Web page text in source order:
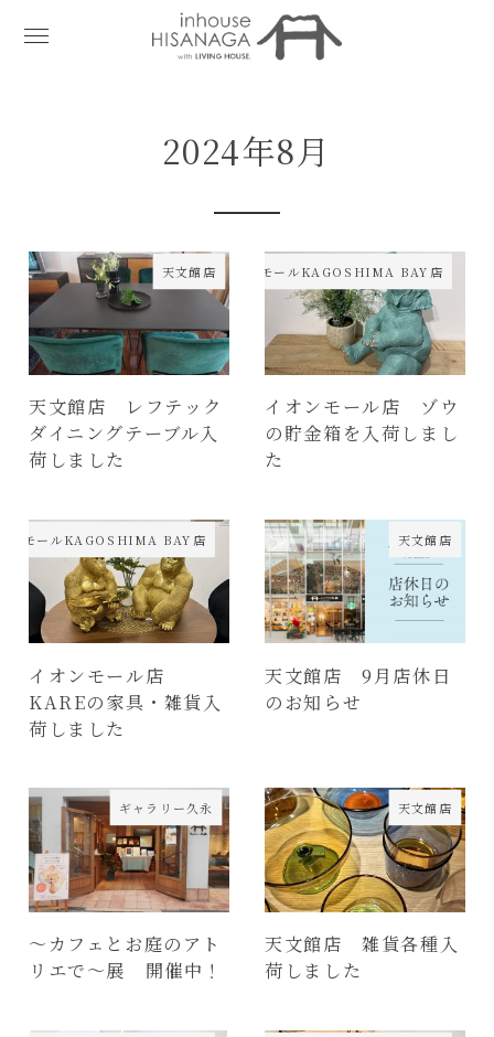
2024年8月
天文館店
天文館店 レフテック
ダイニングテーブル入
荷しました
イオンモールKAGOSHIMA BAY店
イオンモール店 ゾウ
の貯金箱を入荷しまし
た
ンモールKAGOSHIMA BAY店
イオンモール店
KAREの家具・雑貨入
荷しました
天文館店
天文館店 9月店休日
のお知らせ
ギャラリー久永
～カフェとお庭のアト
リエで～展 開催中！
天文館店
天文館店 雑貨各種入
荷しました